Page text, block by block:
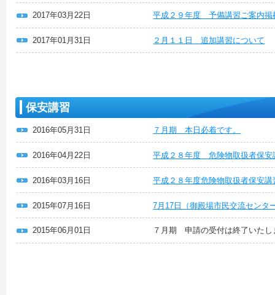
2017年03月22日 平成２９年度 予備講習ご案内掲
2017年01月31日 ２月１１日 追加講習について
保安講習
2016年05月31日 ７月期 本日必着です。
2016年04月22日 平成２８年度 危険物取扱者保安
2016年03月16日 平成２８年度危険物取扱者保安講
2015年07月16日 7月17日（御殿場市民交流セン
2015年06月01日 ７月期 申請の受付は終了いたし